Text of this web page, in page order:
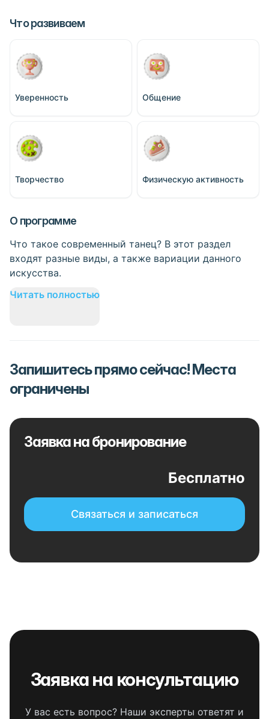
Что развиваем
Уверенность Общение
Творчество Физическую активность
О программе
Что такое современный танец? В этот раздел
входят разные виды, а также вариации данного
искусства.
Читать полностью
Запишитесь прямо сейчас! Места
ограничены
Заявка на бронирование
Бесплатно
Связаться и записаться
Заявка на консультацию
У вас есть вопрос? Наши эксперты ответят и